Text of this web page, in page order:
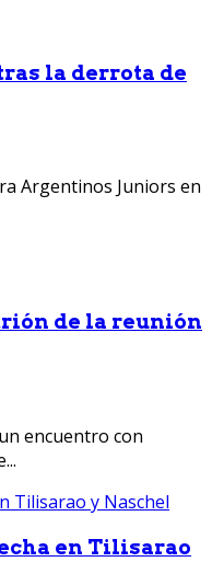
la derrota de
Argentinos Juniors en
de la reunión
encuentro con
en Tilisarao